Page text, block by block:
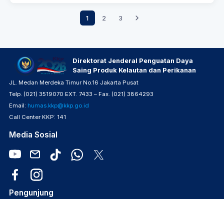
1 2 3
Direktorat Jenderal Penguatan Daya
Saing Produk Kelautan dan Perikanan
JL. Medan Merdeka Timur No.16 Jakarta Pusat
Telp. (021) 3519070 EXT. 7433 – Fax. (021) 3864293
Email: humas.kkp@kkp.go.id
Call Center KKP: 141
Media Sosial
Pengunjung